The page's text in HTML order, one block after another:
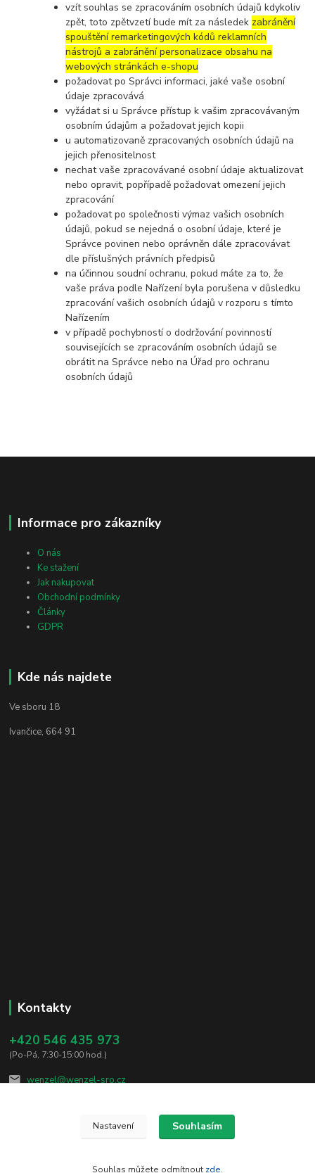
vzít souhlas se zpracováním osobních údajů kdykoliv
zpět, toto zpětvzetí bude mít za následek zabránění
spouštění remarketingových kódů reklamních
nástrojů a zabránění personalizace obsahu na
webových stránkách e-shopu
požadovat po Správci informaci, jaké vaše osobní
údaje zpracovává
vyžádat si u Správce přístup k vašim zpracovávaným
osobním údajům a požadovat jejich kopii
u automatizovaně zpracovaných osobních údajů na
jejich přenositelnost
nechat vaše zpracovávané osobní údaje aktualizovat
nebo opravit, popřípadě požadovat omezení jejich
zpracování
požadovat po společnosti výmaz vašich osobních
údajů, pokud se nejedná o osobní údaje, které je
Správce povinen nebo oprávněn dále zpracovávat
dle příslušných právních předpisů
na účinnou soudní ochranu, pokud máte za to, že
vaše práva podle Nařízení byla porušena v důsledku
zpracování vašich osobních údajů v rozporu s tímto
Nařízením
v případě pochybností o dodržování povinností
souvisejících se zpracováním osobních údajů se
obrátit na Správce nebo na Úřad pro ochranu
osobních údajů
Informace pro zákazníky
O nás
Ke stažení
Jak nakupovat
Obchodní podmínky
Články
GDPR
Kde nás najdete
Ve sboru 18
Ivančice, 664 91
Kontakty
+420 546 435 973
(Po-Pá, 7:30-15:00 hod.)
wenzel@wenzel-sro.cz
Nastavení Souhlasím
Souhlas můžete odmítnout zde.